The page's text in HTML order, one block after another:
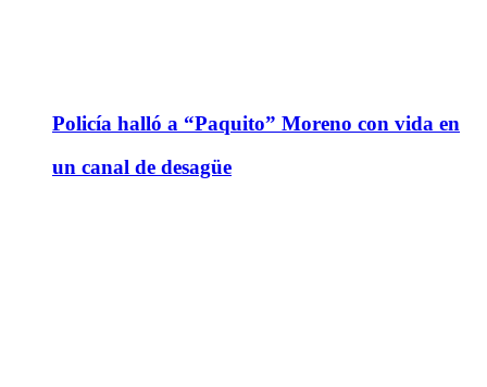
Policía halló a “Paquito” Moreno con vida en
un canal de desagüe